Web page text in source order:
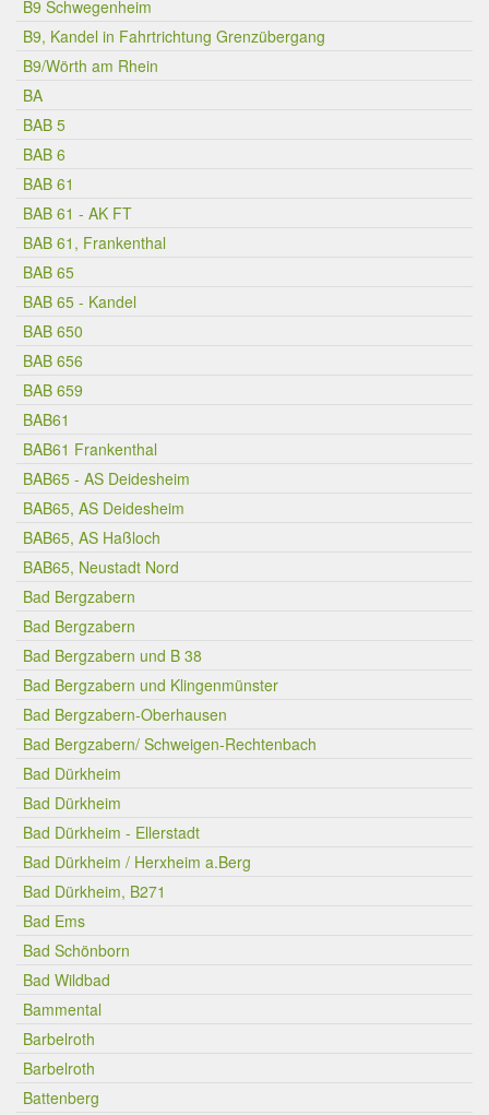
B9 Schwegenheim
B9, Kandel in Fahrtrichtung Grenzübergang
B9/Wörth am Rhein
BA
BAB 5
BAB 6
BAB 61
BAB 61 - AK FT
BAB 61, Frankenthal
BAB 65
BAB 65 - Kandel
BAB 650
BAB 656
BAB 659
BAB61
BAB61 Frankenthal
BAB65 - AS Deidesheim
BAB65, AS Deidesheim
BAB65, AS Haßloch
BAB65, Neustadt Nord
Bad Bergzabern
Bad Bergzabern
Bad Bergzabern und B 38
Bad Bergzabern und Klingenmünster
Bad Bergzabern-Oberhausen
Bad Bergzabern/ Schweigen-Rechtenbach
Bad Dürkheim
Bad Dürkheim
Bad Dürkheim - Ellerstadt
Bad Dürkheim / Herxheim a.Berg
Bad Dürkheim, B271
Bad Ems
Bad Schönborn
Bad Wildbad
Bammental
Barbelroth
Barbelroth
Battenberg